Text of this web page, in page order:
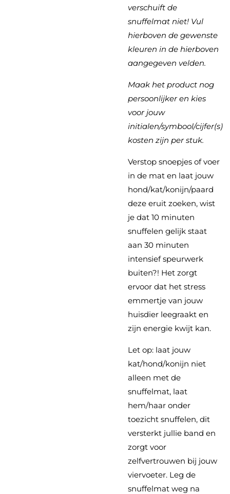
verschuift de
snuffelmat niet! Vul
hierboven de gewenste
kleuren in de hierboven
aangegeven velden.
Maak het product nog
persoonlijker en kies
voor jouw
initialen/symbool/cijfer(s)
kosten zijn per stuk.
Verstop snoepjes of voer
in de mat en laat jouw
hond/kat/konijn/paard
deze eruit zoeken, wist
je dat 10 minuten
snuffelen gelijk staat
aan 30 minuten
intensief speurwerk
buiten?! Het zorgt
ervoor dat het stress
emmertje van jouw
huisdier leegraakt en
zijn energie kwijt kan.
Let op: laat jouw
kat/hond/konijn niet
alleen met de
snuffelmat, laat
hem/haar onder
toezicht snuffelen, dit
versterkt jullie band en
zorgt voor
zelfvertrouwen bij jouw
viervoeter. Leg de
snuffelmat weg na